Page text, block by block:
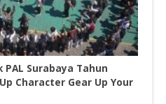
PAL Surabaya Tahun
Character Gear Up Your